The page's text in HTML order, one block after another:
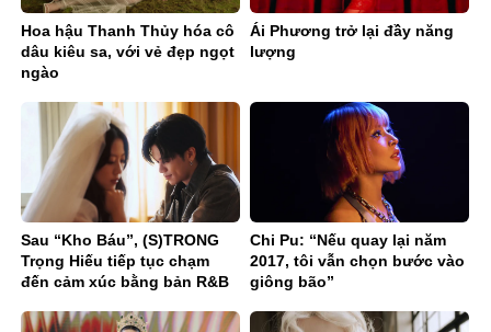
Hoa hậu Thanh Thủy hóa cô
dâu kiêu sa, với vẻ đẹp ngọt
ngào
Ái Phương trở lại đầy năng
lượng
Sau “Kho Báu”, (S)TRONG
Trọng Hiếu tiếp tục chạm
đến cảm xúc bằng bản R&B
Chi Pu: “Nếu quay lại năm
2017, tôi vẫn chọn bước vào
giông bão”